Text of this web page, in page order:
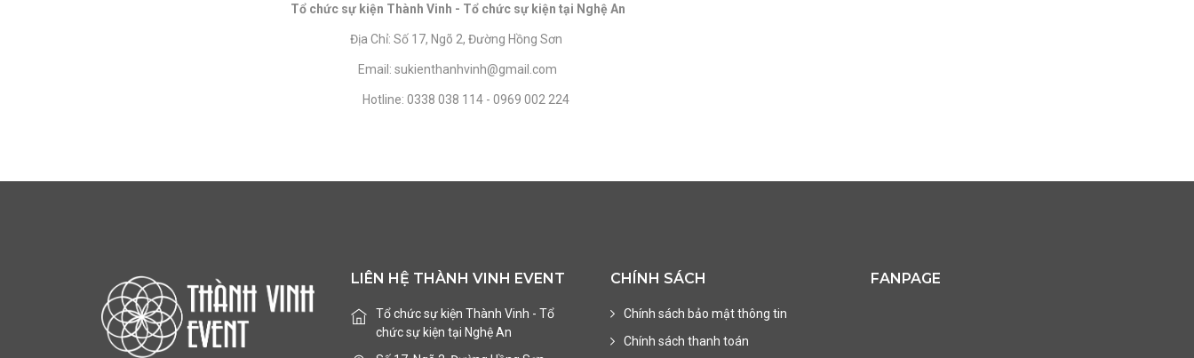
Tổ chức sự kiện Thành Vinh - Tổ chức sự kiện tại Nghệ An
Địa Chỉ: Số 17, Ngõ 2, Đường Hồng Sơn
Email: sukienthanhvinh@gmail.com
Hotline: 0338 038 114 - 0969 002 224
LIÊN HỆ THÀNH VINH EVENT
Tổ chức sự kiện Thành Vinh - Tổ
chức sự kiện tại Nghệ An
CHÍNH SÁCH
Chính sách bảo mật thông tin
Chính sách thanh toán
FANPAGE